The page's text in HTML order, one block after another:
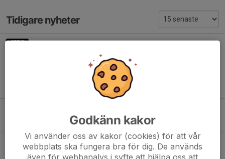
Tidigare nyheter
Inget barnpass på påskdagen (5/4)
23 jan, 16:42 0
Graderingsförändringar
11 jan, 14:11 0
Godkänn kakor
Vi använder oss av kakor (cookies) för att vår
webbplats ska fungera bra för dig. De används
även för webbanalys i syfte att hjälpa oss att